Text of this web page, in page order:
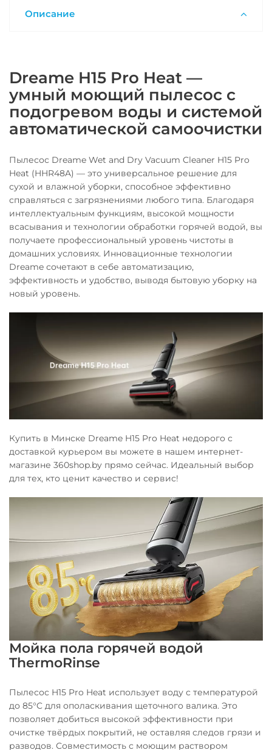
Описание
Dreame H15 Pro Heat —
умный моющий пылесос с
подогревом воды и системой
автоматической самоочистки
Пылесос Dreame Wet and Dry Vacuum Cleaner H15 Pro
Heat (HHR48A) — это универсальное решение для
сухой и влажной уборки, способное эффективно
справляться с загрязнениями любого типа. Благодаря
интеллектуальным функциям, высокой мощности
всасывания и технологии обработки горячей водой, вы
получаете профессиональный уровень чистоты в
домашних условиях. Инновационные технологии
Dreame сочетают в себе автоматизацию,
эффективность и удобство, выводя бытовую уборку на
новый уровень.
Купить в Минске Dreame H15 Pro Heat недорого с
доставкой курьером вы можете в нашем интернет-
магазине 360shop.by прямо сейчас. Идеальный выбор
для тех, кто ценит качество и сервис!
Мойка пола горячей водой
ThermoRinse
Пылесос H15 Pro Heat использует воду с температурой
до 85°C для ополаскивания щеточного валика. Это
позволяет добиться высокой эффективности при
очистке твёрдых покрытий, не оставляя следов грязи и
разводов. Совместимость с моющим раствором